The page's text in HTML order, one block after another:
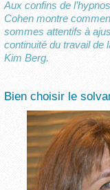
Aux confins de
Cohen montre
sommes attentifs à
continuité du travail de
Kim Berg.
Bien choisir le